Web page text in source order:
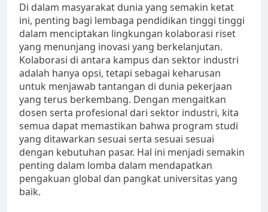
Di dalam masyarakat dunia yang semakin ketat
ini, penting bagi lembaga pendidikan tinggi tinggi
dalam menciptakan lingkungan kolaborasi riset
yang menunjang inovasi yang berkelanjutan.
Kolaborasi di antara kampus dan sektor industri
adalah hanya opsi, tetapi sebagai keharusan
untuk menjawab tantangan di dunia pekerjaan
yang terus berkembang. Dengan mengaitkan
dosen serta profesional dari sektor industri, kita
semua dapat memastikan bahwa program studi
yang ditawarkan sesuai serta sesuai sesuai
dengan kebutuhan pasar. Hal ini menjadi semakin
penting dalam lomba dalam mendapatkan
pengakuan global dan pangkat universitas yang
baik.